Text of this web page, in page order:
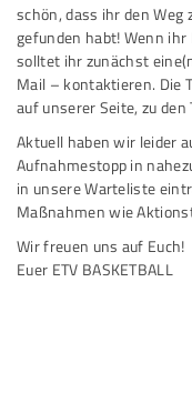
schön, dass ihr den
gefunden habt! Wenn ihr
solltet ihr zunächst
Mail – kontaktieren. Die
auf unserer Seite, zu
Aktuell haben wir leider
Aufnahmestopp in
in unsereWarteliste
Maßnahmen wie
Wir freuen uns auf Euch!
Euer ETV BASKETBALL